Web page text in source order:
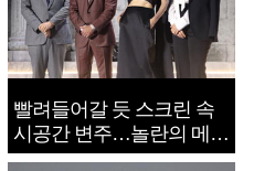
빨려들어갈 듯 스크린 속
시공간 변주…놀란의 메시
지는 ‘전쟁 속죄’